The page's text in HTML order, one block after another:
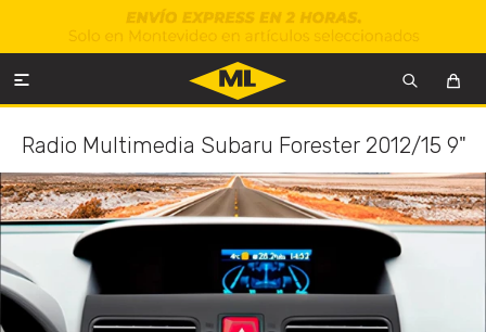

Radio Multimedia Subaru Forester 2012/15 9"